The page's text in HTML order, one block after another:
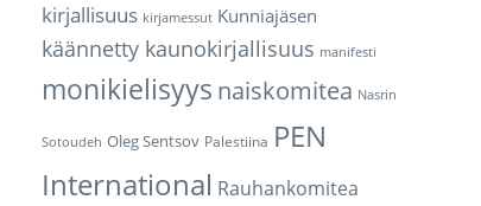
kirjallisuus kirjamessut Kunniajäsen
käännetty kaunokirjallisuus manifesti
monikielisyys naiskomitea Nasrin
Sotoudeh Oleg Sentsov Palestiina PEN
International Rauhankomitea